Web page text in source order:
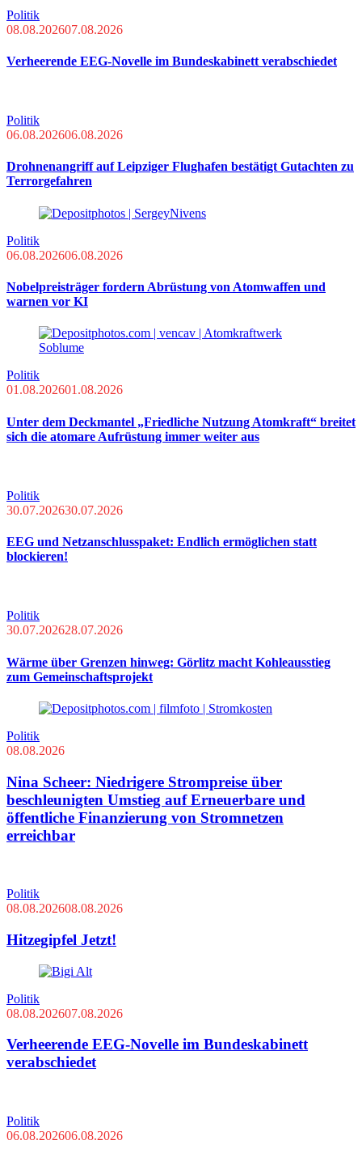
Politik
08.08.202607.08.2026
Verheerende EEG-Novelle im Bundeskabinett verabschiedet
Politik
06.08.202606.08.2026
Drohnenangriff auf Leipziger Flughafen bestätigt Gutachten zu
Terrorgefahren
Politik
06.08.202606.08.2026
Nobelpreisträger fordern Abrüstung von Atomwaffen und
warnen vor KI
Politik
01.08.202601.08.2026
Unter dem Deckmantel „Friedliche Nutzung Atomkraft“ breitet
sich die atomare Aufrüstung immer weiter aus
Politik
30.07.202630.07.2026
EEG und Netzanschlusspaket: Endlich ermöglichen statt
blockieren!
Politik
30.07.202628.07.2026
Wärme über Grenzen hinweg: Görlitz macht Kohleausstieg
zum Gemeinschaftsprojekt
Politik
08.08.2026
Nina Scheer: Niedrigere Strompreise über
beschleunigten Umstieg auf Erneuerbare und
öffentliche Finanzierung von Stromnetzen
erreichbar
Politik
08.08.202608.08.2026
Hitzegipfel Jetzt!
Politik
08.08.202607.08.2026
Verheerende EEG-Novelle im Bundeskabinett
verabschiedet
Politik
06.08.202606.08.2026